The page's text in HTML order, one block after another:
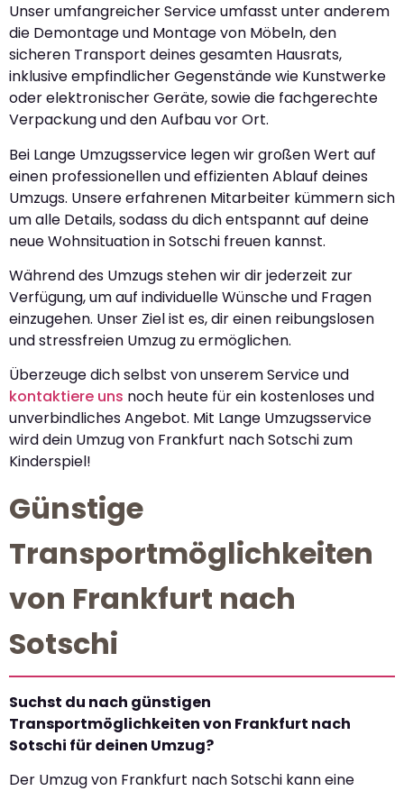
Unser umfangreicher Service umfasst unter anderem
die Demontage und Montage von Möbeln, den
sicheren Transport deines gesamten Hausrats,
inklusive empfindlicher Gegenstände wie Kunstwerke
oder elektronischer Geräte, sowie die fachgerechte
Verpackung und den Aufbau vor Ort.
Bei Lange Umzugsservice legen wir großen Wert auf
einen professionellen und effizienten Ablauf deines
Umzugs. Unsere erfahrenen Mitarbeiter kümmern sich
um alle Details, sodass du dich entspannt auf deine
neue Wohnsituation in Sotschi freuen kannst.
Während des Umzugs stehen wir dir jederzeit zur
Verfügung, um auf individuelle Wünsche und Fragen
einzugehen. Unser Ziel ist es, dir einen reibungslosen
und stressfreien Umzug zu ermöglichen.
Überzeuge dich selbst von unserem Service und
kontaktiere uns noch heute für ein kostenloses und
unverbindliches Angebot. Mit Lange Umzugsservice
wird dein Umzug von Frankfurt nach Sotschi zum
Kinderspiel!
Günstige
Transportmöglichkeiten
von Frankfurt nach
Sotschi
Suchst du nach günstigen
Transportmöglichkeiten von Frankfurt nach
Sotschi für deinen Umzug?
Der Umzug von Frankfurt nach Sotschi kann eine